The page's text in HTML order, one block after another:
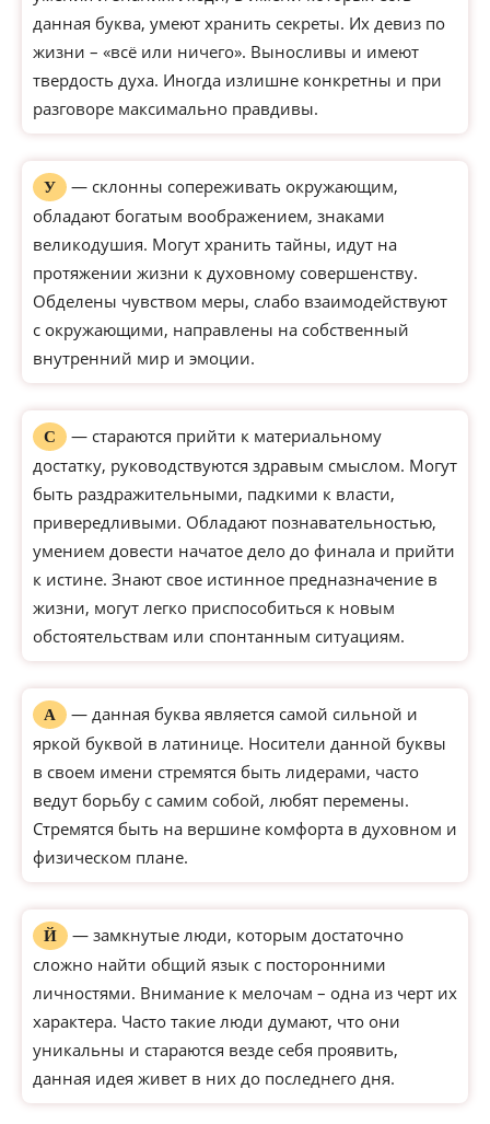
данная буква, умеют хранить секреты. Их девиз по
жизни – «всё или ничего». Выносливы и имеют
твердость духа. Иногда излишне конкретны и при
разговоре максимально правдивы.
У
— склонны сопереживать окружающим,
обладают богатым воображением, знаками
великодушия. Могут хранить тайны, идут на
протяжении жизни к духовному совершенству.
Обделены чувством меры, слабо взаимодействуют
с окружающими, направлены на собственный
внутренний мир и эмоции.
С
— стараются прийти к материальному
достатку, руководствуются здравым смыслом. Могут
быть раздражительными, падкими к власти,
привередливыми. Обладают познавательностью,
умением довести начатое дело до финала и прийти
к истине. Знают свое истинное предназначение в
жизни, могут легко приспособиться к новым
обстоятельствам или спонтанным ситуациям.
А
— данная буква является самой сильной и
яркой буквой в латинице. Носители данной буквы
в своем имени стремятся быть лидерами, часто
ведут борьбу с самим собой, любят перемены.
Стремятся быть на вершине комфорта в духовном и
физическом плане.
Й
— замкнутые люди, которым достаточно
сложно найти общий язык с посторонними
личностями. Внимание к мелочам – одна из черт их
характера. Часто такие люди думают, что они
уникальны и стараются везде себя проявить,
данная идея живет в них до последнего дня.